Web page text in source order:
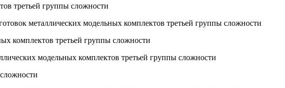
третьей группы сложности
металлических модельных комплектов третьей группы сложности
комплектов третьей группы сложности
модельных комплектов третьей группы сложности